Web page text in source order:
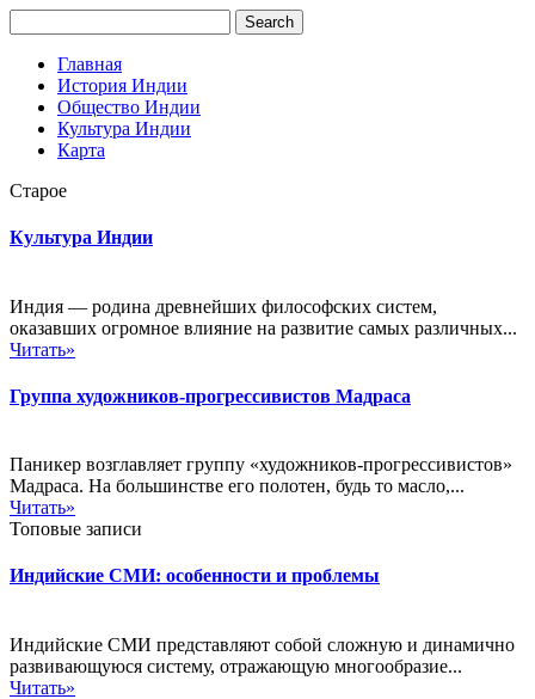
Главная
История Индии
Общество Индии
Культура Индии
Карта
Старое
Культура Индии
Индия — родина древнейших философских систем,
оказавших огромное влияние на развитие самых различных...
Читать»
Группа художников-прогрессивистов Мадраса
Паникер возглавляет группу «художников-прогрессивистов»
Мадраса. На большинстве его полотен, будь то масло,...
Читать»
Топовые записи
Индийские СМИ: особенности и проблемы
Индийские СМИ представляют собой сложную и динамично
развивающуюся систему, отражающую многообразие...
Читать»